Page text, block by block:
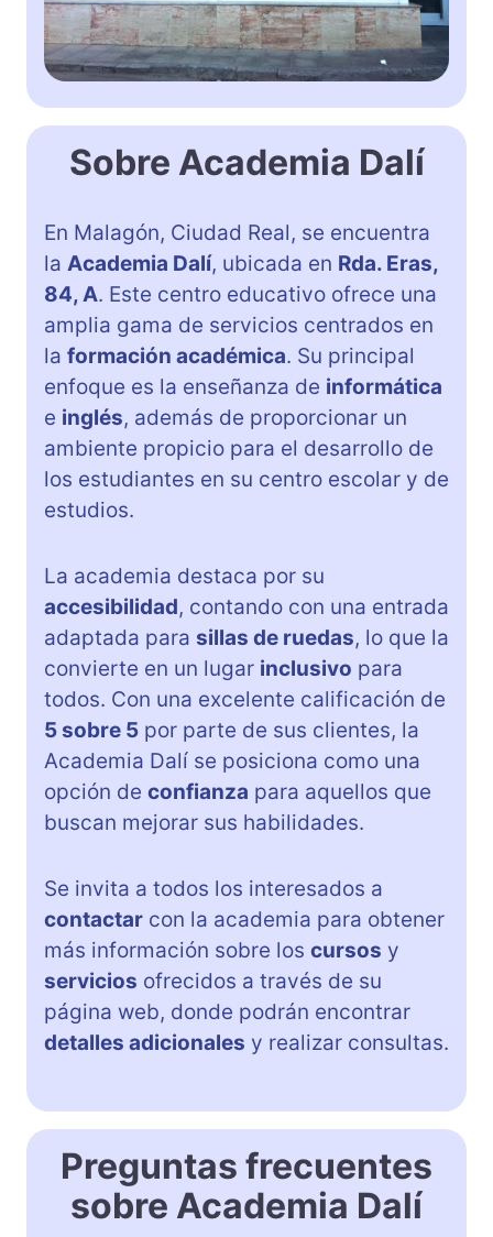
Sobre Academia Dalí
En Malagón, Ciudad Real, se encuentra
la Academia Dalí, ubicada en Rda. Eras,
84, A. Este centro educativo ofrece una
amplia gama de servicios centrados en
la formación académica. Su principal
enfoque es la enseñanza de informática
e inglés, además de proporcionar un
ambiente propicio para el desarrollo de
los estudiantes en su centro escolar y de
estudios.
La academia destaca por su
accesibilidad, contando con una entrada
adaptada para sillas de ruedas, lo que la
convierte en un lugar inclusivo para
todos. Con una excelente calificación de
5 sobre 5 por parte de sus clientes, la
Academia Dalí se posiciona como una
opción de confianza para aquellos que
buscan mejorar sus habilidades.
Se invita a todos los interesados a
contactar con la academia para obtener
más información sobre los cursos y
servicios ofrecidos a través de su
página web, donde podrán encontrar
detalles adicionales y realizar consultas.
Preguntas frecuentes
sobre Academia Dalí